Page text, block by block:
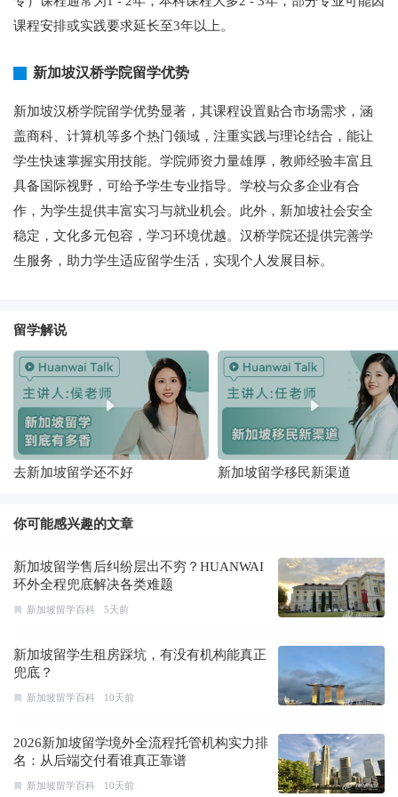
课程安排或实践要求延长至3年以上。
新加坡汉桥学院留学优势
新加坡汉桥学院留学优势显著，其课程设置贴合市场需求，涵
盖商科、计算机等多个热门领域，注重实践与理论结合，能让
学生快速掌握实用技能。学院师资力量雄厚，教师经验丰富且
具备国际视野，可给予学生专业指导。学校与众多企业有合
作，为学生提供丰富实习与就业机会。此外，新加坡社会安全
稳定，文化多元包容，学习环境优越。汉桥学院还提供完善学
生服务，助力学生适应留学生活，实现个人发展目标。
留学解说
去新加坡留学还不好 新加坡留学移民新渠道
你可能感兴趣的文章
新加坡留学售后纠纷层出不穷？HUANWAI
环外全程兜底解决各类难题
新加坡留学百科 5天前
新加坡留学生租房踩坑，有没有机构能真正
兜底？
新加坡留学百科 10天前
2026新加坡留学境外全流程托管机构实力排
名：从后端交付看谁真正靠谱
新加坡留学百科 10天前